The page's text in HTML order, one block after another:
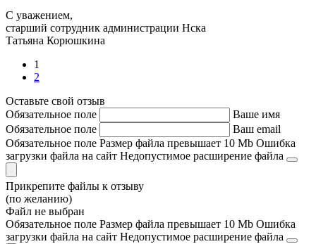
С уважением,
старший сотрудник администрации Нска
Татьяна Корюшкина
1
2
Оставьте свой отзыв
Обязательное поле
Ваше имя
Обязательное поле
Ваш email
Обязательное поле Размер файла превышает 10 Mb Ошибка
загрузки файла на сайт Недопустимое расширение файла
Прикрепите файлы к отзыву
(по желанию)
Файл не выбран
Обязательное поле Размер файла превышает 10 Mb Ошибка
загрузки файла на сайт Недопустимое расширение файла